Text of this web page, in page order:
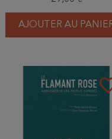
AJOUTER AU